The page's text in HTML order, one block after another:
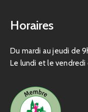
Horaires
Du mardi au jeudi de
Le lundi et le vendredi